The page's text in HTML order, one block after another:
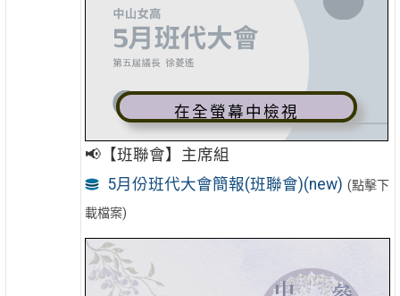
在全螢幕中檢視
📢【班聯會】主席組
5月份班代大會簡報(班聯會)(new) (點擊下
載檔案)